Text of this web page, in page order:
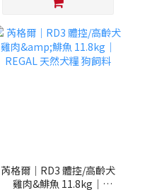
芮格爾｜RD3 體控/高齡犬
雞肉&鯡魚 11.8kg｜